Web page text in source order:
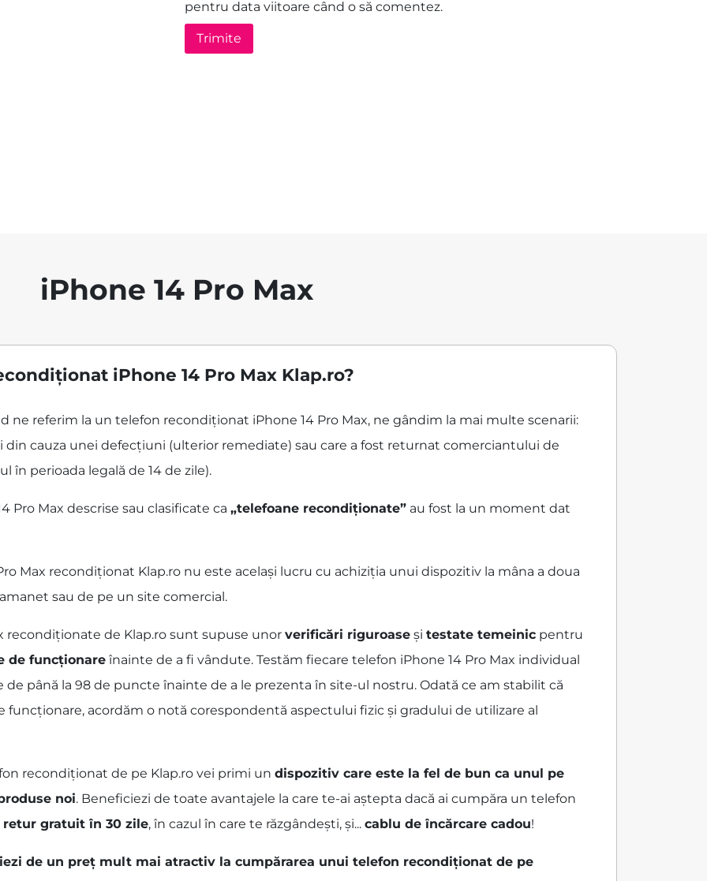
pentru data viitoare când o să comentez.
iPhone 14 Pro Max
iPhone 14 Pro Max Klap.ro?
ne referim la un telefon recondiționat iPhone 14 Pro Max, ne gândim la mai multe scenarii:
cauza unei defecțiuni (ulterior remediate) sau care a fost returnat comerciantului de
în perioada legală de 14 de zile).
Pro Max descrise sau clasificate ca „telefoane recondiționate” au fost la un moment dat
Max recondiționat Klap.ro nu este același lucru cu achiziția unui dispozitiv la mâna a doua
sau de pe un site comercial.
recondiționate de Klap.ro sunt supuse unor verificări riguroase și testate temeinic pentru
de funcționare înainte de a fi vândute. Testăm fiecare telefon iPhone 14 Pro Max individual
până la 98 de puncte înainte de a le prezenta în site-ul nostru. Odată ce am stabilit că
acordăm o notă corespondentă aspectului fizic și gradului de utilizare al
recondiționat de pe Klap.ro vei primi un dispozitiv care este la fel de bun ca unul pe
noi. Beneficiezi de toate avantajele la care te-ai aștepta dacă ai cumpăra un telefon
retur gratuit în 30 zile, în cazul în care te răzgândești, și... cablu de încărcare cadou!
de un preț mult mai atractiv la cumpărarea unui telefon recondiționat de pe